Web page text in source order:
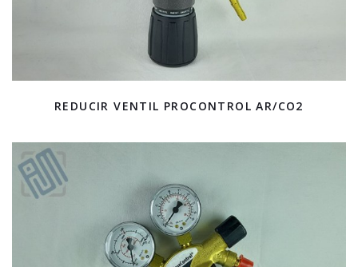
REDUCIR VENTIL PROCONTROL AR/CO2